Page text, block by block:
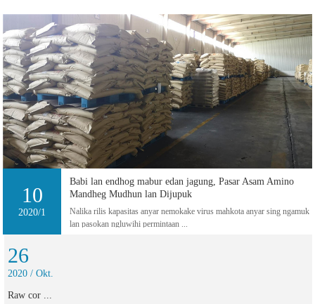
10
2020/1
Babi lan endhog mabur edan jagung, Pasar Asam Amino
Mandheg Mudhun lan Dijupuk
Nalika rilis kapasitas anyar nemokake virus mahkota anyar sing ngamuk
lan pasokan ngluwihi permintaan ...
26
2020 / Okt.
Raw cor ...